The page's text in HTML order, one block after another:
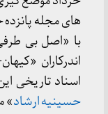
های مجله پانزده
با «اصل بی
اندرکاران
اسناد تاریخی
حسینیه ارشاد»